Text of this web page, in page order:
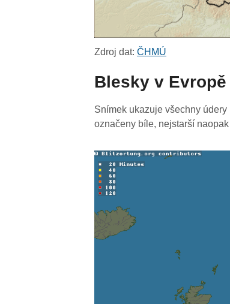
Zdroj dat:ČHMÚ
Blesky v Evropě
Snímek ukazuje všechny
označeny bíle, nejstarší